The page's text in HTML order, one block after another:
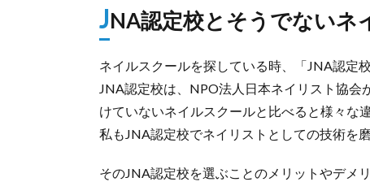
JNA認定校とそうでないネ
ネイルスクールを探している時、「JNA認定
JNA認定校は、NPO法人日本ネイリスト協会
けていないネイルスクールと比べると様々な
私もJNA認定校でネイリストとしての技術を
そのJNA認定校を選ぶことのメリットやデメ